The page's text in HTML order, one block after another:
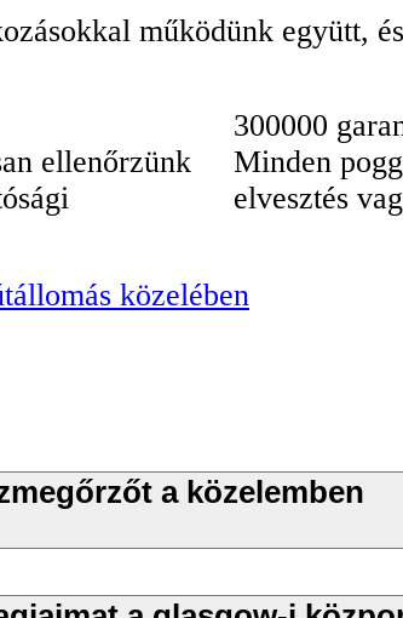
működünk együtt,
ellenőrzünk
300000
Minden
elvesztés
közelében
a közelemben